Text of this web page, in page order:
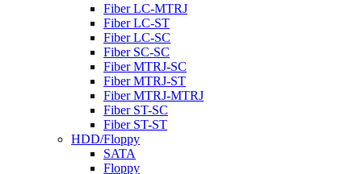
Fiber LC-MTRJ
Fiber LC-ST
Fiber LC-SC
Fiber SC-SC
Fiber MTRJ-SC
Fiber MTRJ-ST
Fiber MTRJ-MTRJ
Fiber ST-SC
Fiber ST-ST
HDD/Floppy
SATA
Floppy